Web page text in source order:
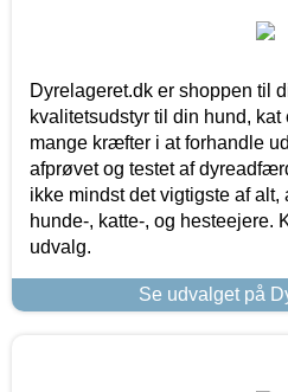
Dyrelageret.dk er shoppen til
kvalitetsudstyr til din hund,
mange kræfter i at forhandle
afprøvet og testet af
ikke mindst det vigtigste af alt,
hunde-, katte-, og hesteejere.
udvalg.
Se udvalget på